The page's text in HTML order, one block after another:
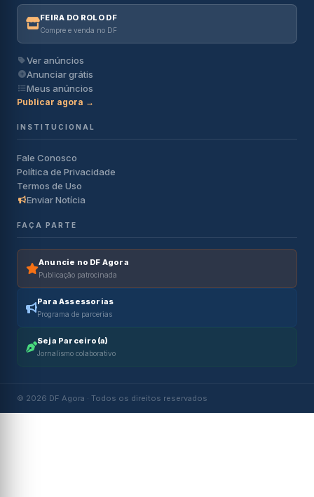
FEIRA DO ROLO DF
Compre e venda no DF
Ver anúncios
Anunciar grátis
Meus anúncios
Publicar agora →
INSTITUCIONAL
Fale Conosco
Política de Privacidade
Termos de Uso
Enviar Notícia
FAÇA PARTE
Anuncie no DF Agora
Publicação patrocinada
Para Assessorias
Programa de parcerias
Seja Parceiro(a)
Jornalismo colaborativo
© 2026 DF Agora · Todos os direitos reservados